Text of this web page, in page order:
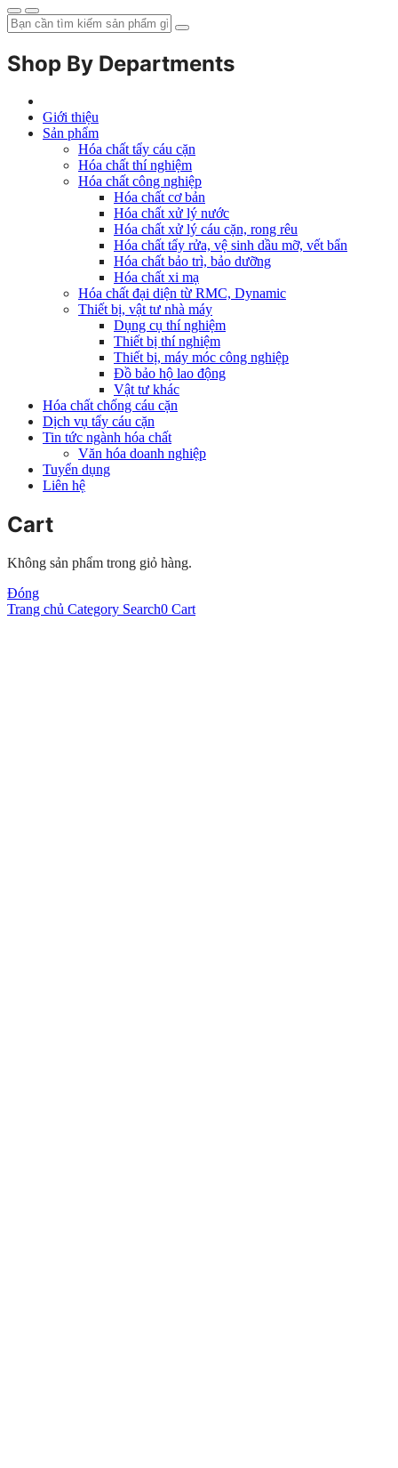
Shop By Departments
Giới thiệu
Sản phẩm
Hóa chất tẩy cáu cặn
Hóa chất thí nghiệm
Hóa chất công nghiệp
Hóa chất cơ bản
Hóa chất xử lý nước
Hóa chất xử lý cáu cặn, rong rêu
Hóa chất tẩy rửa, vệ sinh dầu mỡ, vết bẩn
Hóa chất bảo trì, bảo dưỡng
Hóa chất xi mạ
Hóa chất đại diện từ RMC, Dynamic
Thiết bị, vật tư nhà máy
Dụng cụ thí nghiệm
Thiết bị thí nghiệm
Thiết bị, máy móc công nghiệp
Đồ bảo hộ lao động
Vật tư khác
Hóa chất chống cáu cặn
Dịch vụ tẩy cáu cặn
Tin tức ngành hóa chất
Văn hóa doanh nghiệp
Tuyển dụng
Liên hệ
Cart
Không sản phẩm trong giỏ hàng.
Đóng
Trang chủ Category Search0 Cart